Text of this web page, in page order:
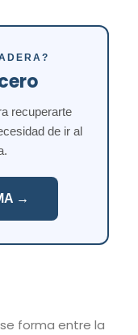
recuperarte
de ir al
→
forma entre la